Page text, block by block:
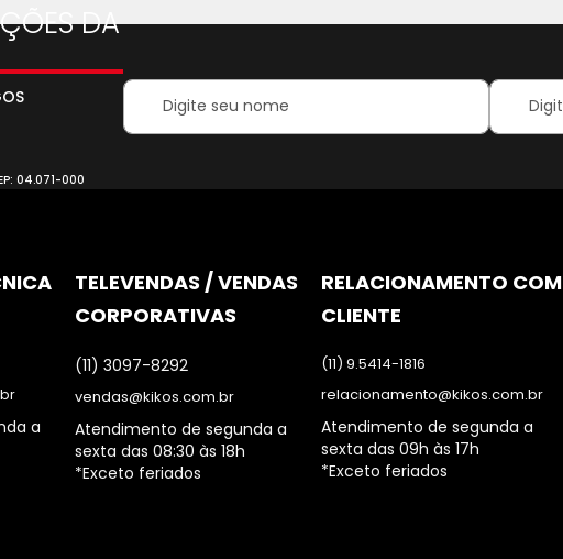
DA
04.071-000
Your
Name:
Inscreva-
na
a
TELEVENDAS / VENDAS
CORPORATIVAS
(11) 3097-8292
vendas@kikos.com.br
Atendimento de segunda a
sexta das 08:30 às 18h
*Exceto feriados
RELACIONAMENTO COM
CLIENTE
(11) 9.5414-1816
relacionamento@kikos.com.br
Atendimento de segunda a
sexta das 09h às 17h
*Exceto feriados